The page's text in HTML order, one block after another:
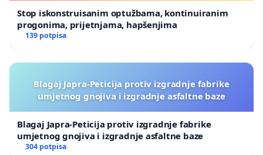
Stop iskonstruisanim optužbama, kontinuiranim
progonima, prijetnjama, hapšenjima
139 potpisa
Blagaj Japra-Peticija protiv izgradnje fabrike
umjetnog gnojiva i izgradnje asfaltne baze
Blagaj Japra-Peticija protiv izgradnje fabrike
umjetnog gnojiva i izgradnje asfaltne baze
304 potpisa